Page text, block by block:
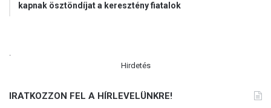
kapnak ösztöndíjat a keresztény fiatalok
.
Hirdetés
IRATKOZZON FEL A HÍRLEVELÜNKRE!